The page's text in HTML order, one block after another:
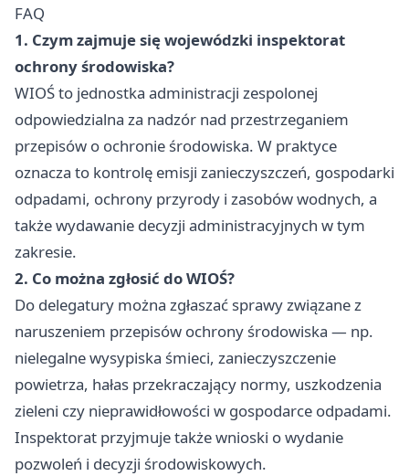
FAQ
1. Czym zajmuje się wojewódzki inspektorat
ochrony środowiska?
WIOŚ to jednostka administracji zespolonej
odpowiedzialna za nadzór nad przestrzeganiem
przepisów o ochronie środowiska. W praktyce
oznacza to kontrolę emisji zanieczyszczeń, gospodarki
odpadami, ochrony przyrody i zasobów wodnych, a
także wydawanie decyzji administracyjnych w tym
zakresie.
2. Co można zgłosić do WIOŚ?
Do delegatury można zgłaszać sprawy związane z
naruszeniem przepisów ochrony środowiska — np.
nielegalne wysypiska śmieci, zanieczyszczenie
powietrza, hałas przekraczający normy, uszkodzenia
zieleni czy nieprawidłowości w gospodarce odpadami.
Inspektorat przyjmuje także wnioski o wydanie
pozwoleń i decyzji środowiskowych.